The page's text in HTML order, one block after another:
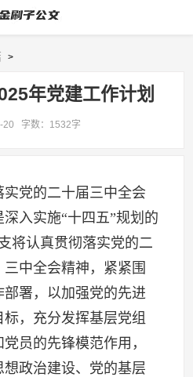
>
年党建工作计划
20 字数：1532字
实党的二十届三中全会
入实施“十四五”规划的
将认真贯彻落实党的二
中全会精神，紧紧围
署，以加强党的先进
，充分发挥基层党组
员的先锋模范作用，
政治建设、党的基层